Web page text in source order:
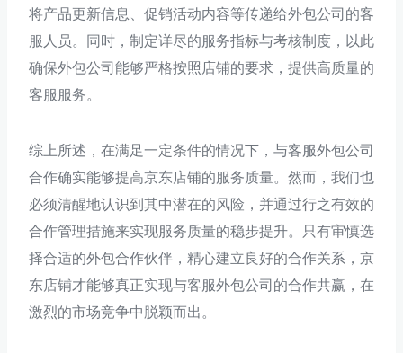
将产品更新信息、促销活动内容等传递给外包公司的客
服人员。同时，制定详尽的服务指标与考核制度，以此
确保外包公司能够严格按照店铺的要求，提供高质量的
客服服务。
综上所述，在满足一定条件的情况下，与客服外包公司
合作确实能够提高京东店铺的服务质量。然而，我们也
必须清醒地认识到其中潜在的风险，并通过行之有效的
合作管理措施来实现服务质量的稳步提升。只有审慎选
择合适的外包合作伙伴，精心建立良好的合作关系，京
东店铺才能够真正实现与客服外包公司的合作共赢，在
激烈的市场竞争中脱颖而出。